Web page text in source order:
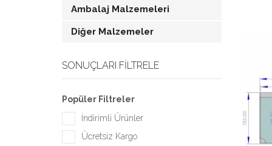
Ambalaj Malzemeleri
Diğer Malzemeler
SONUÇLARI FILTRELE
Popüler Filtreler
İndirimli Ürünler
Ücretsiz Kargo